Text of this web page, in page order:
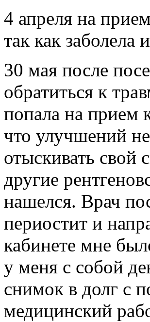
4 апреля на
так как заболела
30 мая после
обратиться к
попала на
что улучшений
отыскивать свой
другие
нашелся. Врач
периостит и
кабинете мне
у меня с собой
снимок в долг с
медицинский